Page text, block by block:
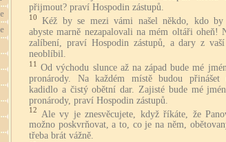
přijmout? praví Hospodin zástupů.
10
Kéž by se mezi vámi našel někdo, kdo by
abyste marně nezapalovali na mém oltáři oheň!
zalíbení, praví Hospodin zástupů, a dary z
neoblíbil.
11 Od východu slunce až na západ bude mé
pronárody. Na každém místě budou přinášet
kadidlo a čistý obětní dar. Zajisté bude mé
pronárody, praví Hospodin zástupů.
12
Ale vy je znesvěcujete, když říkáte, že
možno poskvrňovat, a to, co je na něm,
třeba brát vážně.